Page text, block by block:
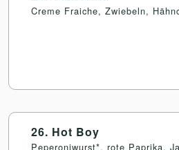
Creme Fraiche, Zwiebeln,
26. Hot Boy
Peperoniwurst*, rote Paprika,